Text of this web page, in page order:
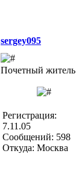
sergey095
Почетный житель
Регистрация:
7.11.05
Сообщений: 598
Откуда: Москва